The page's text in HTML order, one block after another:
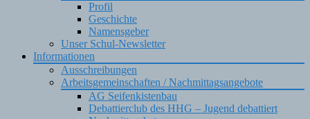
Profil
Geschichte
Namensgeber
Unser Schul-Newsletter
Informationen
Ausschreibungen
Arbeitsgemeinschaften / Nachmittagsangebote
AG Seifenkistenbau
Debattierclub des HHG – Jugend debattiert